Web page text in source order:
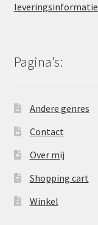
leveringsinformatie
Pagina’s:
Andere genres
Contact
Over mij
Shopping cart
Winkel